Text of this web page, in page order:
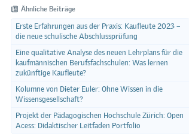
Ähnliche Beiträge
Erste Erfahrungen aus der Praxis: Kaufleute 2023 –
die neue schulische Abschlussprüfung
Eine qualitative Analyse des neuen Lehrplans für die
kaufmännischen Berufsfachschulen: Was lernen
zukünftige Kaufleute?
Kolumne von Dieter Euler: Ohne Wissen in die
Wissensgesellschaft?
Projekt der Pädagogischen Hochschule Zürich: Open
Acess: Didaktischer Leitfaden Portfolio